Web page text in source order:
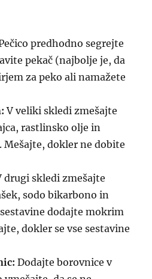
predhodno segrejte
pekač (najbolje je, da
za peko ali namažete
V veliki skledi zmešajte
rastlinsko olje in
Mešajte, dokler ne dobite
drugi skledi zmešajte
sodo bikarbono in
sestavine dodajte mokrim
dokler se vse sestavine
Dodajte borovnice v